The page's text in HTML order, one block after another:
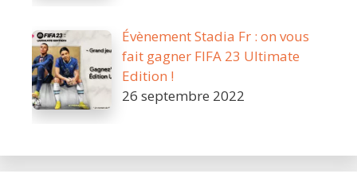
Évènement Stadia Fr : on vous
fait gagner FIFA 23 Ultimate
Edition !
26 septembre 2022